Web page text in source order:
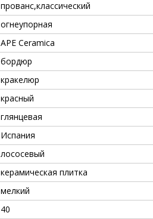
прованс,классический
огнеупорная
APE Ceramica
бордюр
кракелюр
красный
глянцевая
Испания
лососевый
керамическая плитка
мелкий
40